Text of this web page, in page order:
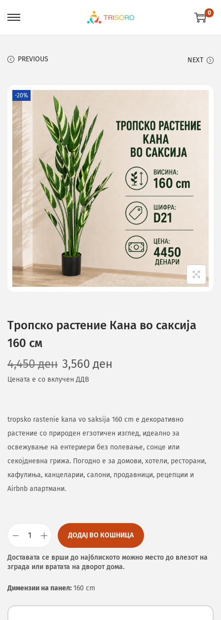
0
PREVIOUS NEXT
-20%
Тропско растение Кана во саксија
160 см
4,450ден 3,560 ден
Цената е со вклучен ДДВ
tropsko rastenie kana vo saksija 160 cm е декоративно
растение со природен егзотичен изглед, идеално за
освежување на ентериери без полевање, сонце или
секојдневна грижа. Погодно е за домови, хотели, ресторани,
кафулиња, канцеларии, салони, продавници, рецепции и
Airbnb апартмани.
ДОДАЈ ВО КОШНИЦА
Доставата се врши до најблиското можно место до влезот на
зграда или вратата на дворот дома.
Димензии на панел: 160 cm